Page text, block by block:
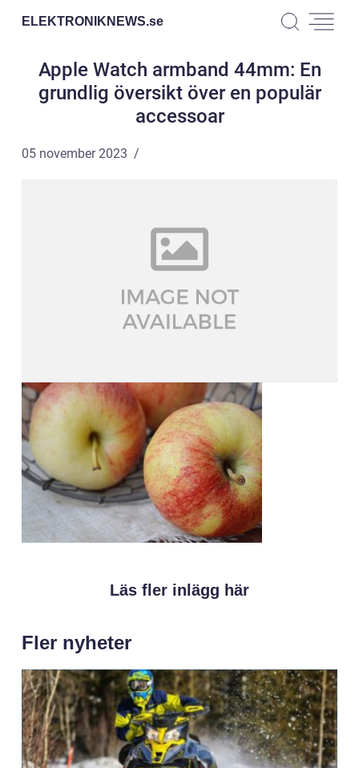
ELEKTRONIKNEWS.se
Apple Watch armband 44mm: En
grundlig översikt över en populär
accessoar
05 november 2023
Läs fler inlägg här
Fler nyheter